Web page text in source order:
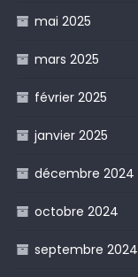
mai 2025
mars 2025
février 2025
janvier 2025
décembre 2024
octobre 2024
septembre 2024